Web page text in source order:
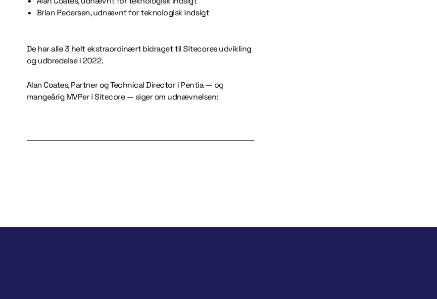
Brian Pedersen, udnævnt for teknologisk indsigt
De har alle 3 helt ekstraordinært bidraget til Sitecores udvikling
og udbredelse i 2022.
Alan Coates, Partner og Technical Director i Pentia — og
mangeårig MVPer i Sitecore — siger om udnævnelsen: